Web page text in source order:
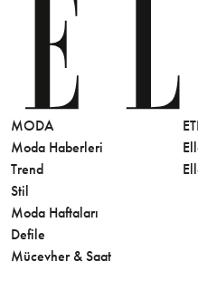
MODA
Moda Haberleri
Trend
Stil
Moda Haftaları
Defile
Mücevher & Saat